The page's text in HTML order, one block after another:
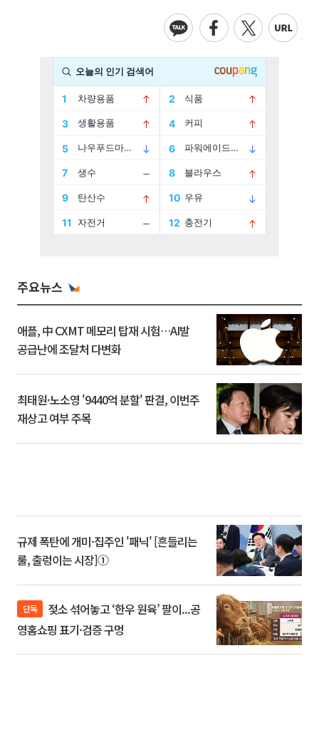
주요뉴스
애플, 中 CXMT 메모리 탑재 시험…AI발
공급난에 조달처 다변화
최태원·노소영 '9440억 분할' 판결, 이번주
재상고 여부 주목
규제 폭탄에 개미·집주인 '패닉' [흔들리는
룰, 출렁이는 시장]①
단독
영홈쇼핑 표기·검증 구멍